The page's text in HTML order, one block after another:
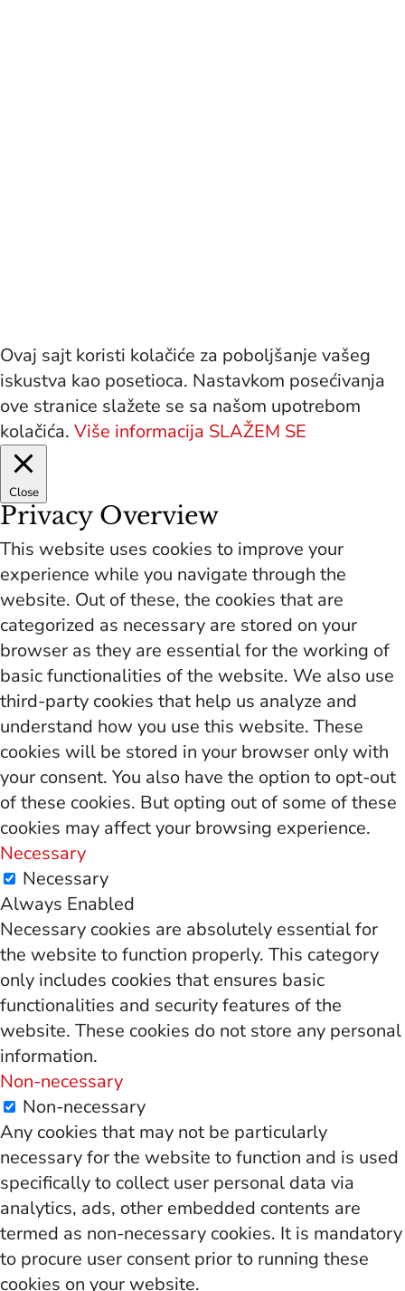
Ovaj sajt koristi kolačiće za poboljšanje vašeg
iskustva kao posetioca. Nastavkom posećivanja
ove stranice slažete se sa našom upotrebom
kolačića. Više informacija SLAŽEM SE
Close
Privacy Overview
This website uses cookies to improve your
experience while you navigate through the
website. Out of these, the cookies that are
categorized as necessary are stored on your
browser as they are essential for the working of
basic functionalities of the website. We also use
third-party cookies that help us analyze and
understand how you use this website. These
cookies will be stored in your browser only with
your consent. You also have the option to opt-out
of these cookies. But opting out of some of these
cookies may affect your browsing experience.
Necessary
Necessary
Always Enabled
Necessary cookies are absolutely essential for
the website to function properly. This category
only includes cookies that ensures basic
functionalities and security features of the
website. These cookies do not store any personal
information.
Non-necessary
Non-necessary
Any cookies that may not be particularly
necessary for the website to function and is used
specifically to collect user personal data via
analytics, ads, other embedded contents are
termed as non-necessary cookies. It is mandatory
to procure user consent prior to running these
cookies on your website.